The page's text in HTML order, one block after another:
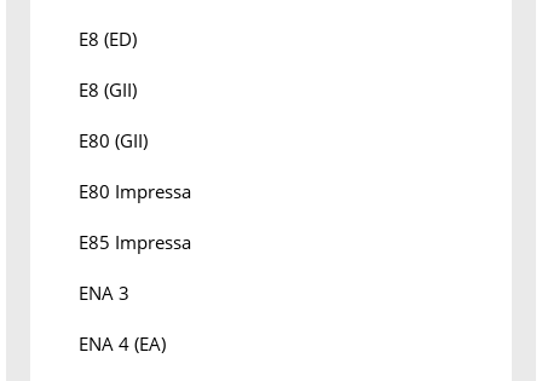
E8 (ED)
E8 (GII)
E80 (GII)
E80 Impressa
E85 Impressa
ENA 3
ENA 4 (EA)